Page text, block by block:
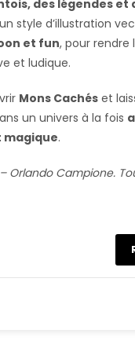
des légendes et
style d’illustration
et fun, pour rendre
et ludique.
Mons Cachés et
un univers à la fois
.
Orlando Campione.